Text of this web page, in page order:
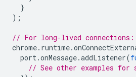
}
);
// For long-lived connections:
chrome. runtime.
port.onMessage.addListener(
// See other examples for